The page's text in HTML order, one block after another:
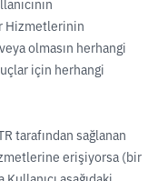
Hizmetlerinin
olmasın herhangi
için herhangi
tarafından sağlanan
erişiyorsa (bir